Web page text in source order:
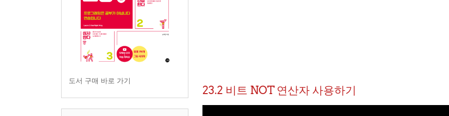
23.2 비트 NOT 연산자 사용하기
도서 구매 바로 가기